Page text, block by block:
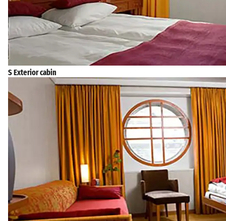
S Exterior cabin